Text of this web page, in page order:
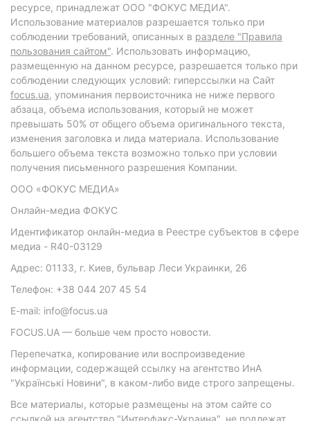
ресурсе, принадлежат ООО "ФОКУС МЕДИА".
Использование материалов разрешается только при
соблюдении требований, описанных в разделе "Правила
пользования сайтом". Использовать информацию,
размещенную на данном ресурсе, разрешается только при
соблюдении следующих условий: гиперссылки на Сайт
focus.ua, упоминания первоисточника не ниже первого
абзаца, объема использования, который не может
превышать 50% от общего объема оригинального текста,
изменения заголовка и лида материала. Использование
большего объема текста возможно только при условии
получения письменного разрешения Компании.
ООО «ФОКУС МЕДИА»
Онлайн-медиа ФОКУС
Идентификатор онлайн-медиа в Реестре субъектов в сфере
медиа - R40-03129
Адрес: 01133, г. Киев, бульвар Леси Украинки, 26
Телефон: +38 044 207 45 54
E-mail: info@focus.ua
FOCUS.UA — больше чем просто новости.
Перепечатка, копирование или воспроизведение
информации, содержащей ссылку на агентство ИнА
"Українські Новини", в каком-либо виде строго запрещены.
Все материалы, которые размещены на этом сайте со